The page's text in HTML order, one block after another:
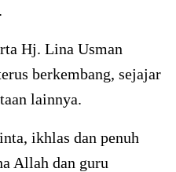
Hj. Lina Usman
berkembang, sejajar
lainnya.
ikhlas dan penuh
Allah dan guru